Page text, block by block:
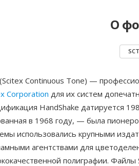
О
SCT
Continuous Tone) —
Corporation для их систем
HandShake датируется
в 1968 году, — была
использовались крупными
агентствами для
полиграфии.